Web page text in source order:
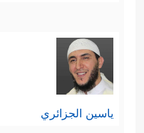
ياسين الجزائري